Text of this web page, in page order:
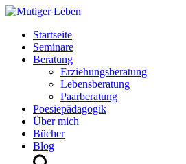
Startseite
Seminare
Beratung
Erziehungsberatung
Lebensberatung
Paarberatung
Poesiepädagogik
Über mich
Bücher
Blog